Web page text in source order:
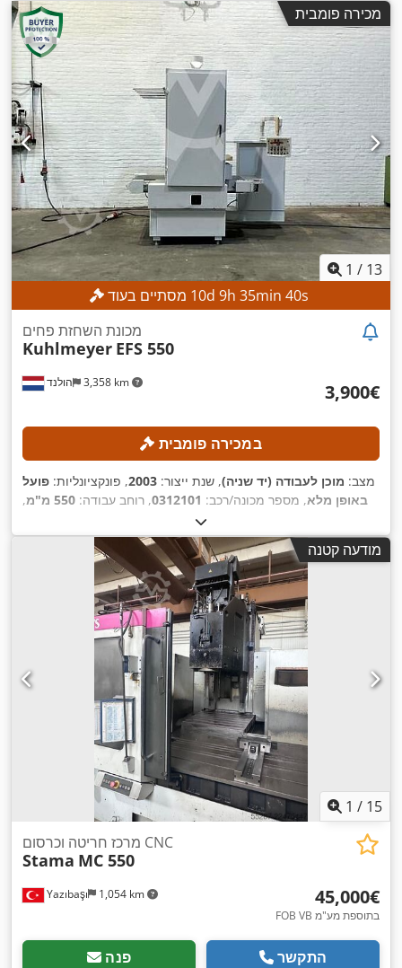
מכירה פומבית
1 / 13
10d 9h 35min 38s
הולנד 3,358 km
מכונת השחזת פחים
Kuhlmeyer EFS 550
‏3,900 ‏€
במכירה פומבית
מצב: מוכן לעבודה (יד שניה), שנת ייצור: 2003, פונקציונליות: פועל
באופן מלא, מספר מכונה/רכב: 0312101, רוחב עבודה: 550 מ"מ
,
מודעה קטנה
1 / 15
Yazıbaşı 1,054 km
מרכז חריטה וכרסום CNC
Stama MC 550
‏45,000 ‏€
FOB VB בתוספת מע"מ
פנה התקשר